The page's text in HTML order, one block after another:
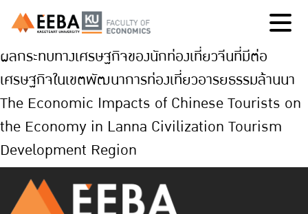
ผลกระทบทางเศรษฐกิจของนักท่องเที่ยวจีนที่มีต่อ
เศรษฐกิจในเขตพัฒนาการท่องเที่ยวอารยธรรมล้านนา
The Economic Impacts of Chinese Tourists on
the Economy in Lanna Civilization Tourism
Development Region